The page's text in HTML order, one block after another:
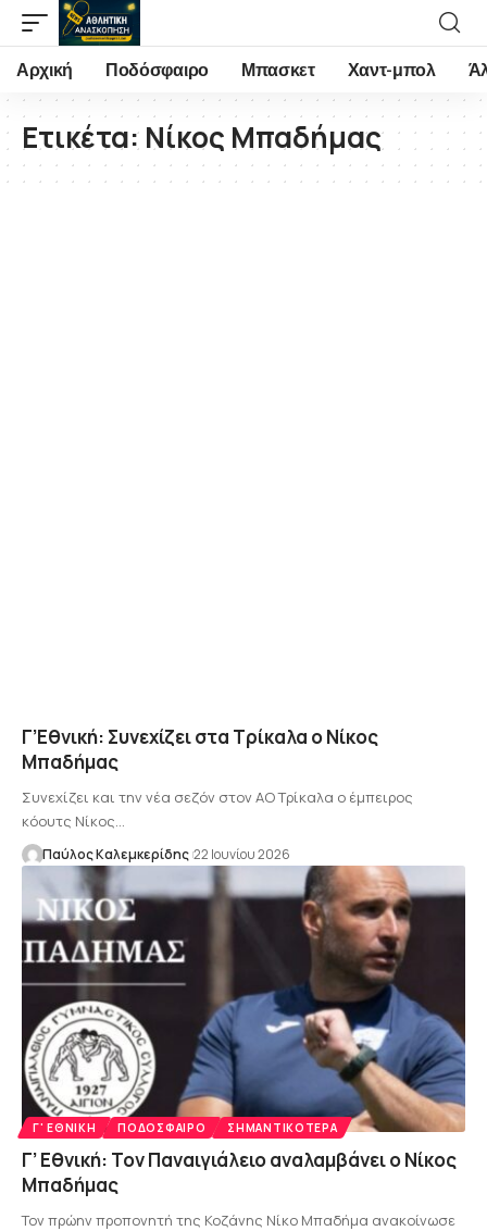
Αρχική Ποδόσφαιρο Μπασκετ Χαντ-μπολ
Ετικέτα:Νίκος Μπαδήμας
Γ’Εθνική: Συνεχίζει στα Τρίκαλα ο Νίκος
Μπαδήμας
Συνεχίζει και την νέα σεζόν στον ΑΟ Τρίκαλα ο έμπειρος
κόουτς Νίκος…
Παύλος Καλεμκερίδης 22 Ιουνίου 2026
Γ' ΕΘΝΙΚΉ ΠΟΔΌΣΦΑΙΡΟ ΣΗΜΑΝΤΙΚΌΤΕΡΑ
Γ’ Εθνική: Τον Παναιγιάλειο αναλαμβάνει ο Νίκος
Μπαδήμας
Τον πρώην προπονητή της Κοζάνης Νίκο Μπαδήμα ανακοίνωσε